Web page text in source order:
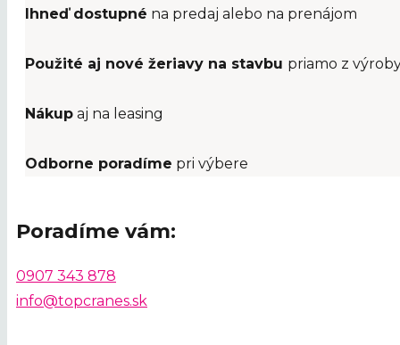
Ihneď dostupné na predaj alebo na prenájom
Použité aj nové žeriavy na stavbu priamo z
Nákup aj na leasing
Odborne poradíme pri výbere
Poradíme vám:
0907 343 878
info@topcranes.sk